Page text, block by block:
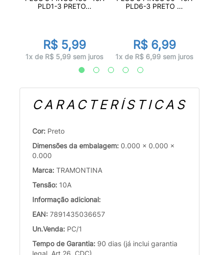
PLD1-3 PRETO...
R$ 5,99
1x de R$ 5,99 sem juros
PLD6-3 PRETO ...
R$ 6,99
1x de R$ 6,99 sem juros
CARACTERÍSTICAS
Cor: Preto
Dimensões da embalagem: 0.000 x 0.000 x
0.000
Marca: TRAMONTINA
Tensão: 10A
Informação adicional:
EAN: 7891435036657
Un.Venda: PC/1
Tempo de Garantia: 90 dias (já inclui garantia
legal, Art.26, CDC)